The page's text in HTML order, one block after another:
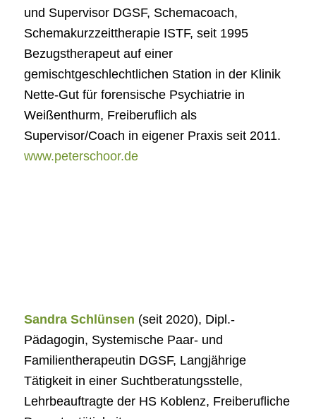
und Supervisor DGSF, Schemacoach,
Schemakurzzeittherapie ISTF, seit 1995
Bezugstherapeut auf einer
gemischtgeschlechtlichen Station in der Klinik
Nette-Gut für forensische Psychiatrie in
Weißenthurm, Freiberuflich als
Supervisor/Coach in eigener Praxis seit 2011.
www.peterschoor.de
Sandra Schlünsen (seit 2020), Dipl.-
Pädagogin, Systemische Paar- und
Familientherapeutin DGSF, Langjährige
Tätigkeit in einer Suchtberatungsstelle,
Lehrbeauftragte der HS Koblenz, Freiberufliche